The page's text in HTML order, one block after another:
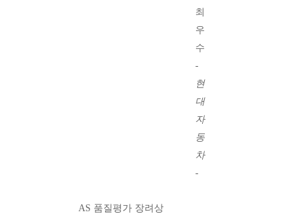
최
우
수
-
현
대
자
동
차
-
AS 품질평가 장려상